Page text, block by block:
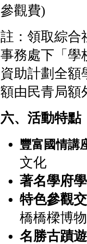
參觀費)
註：領取綜合
事務處下「學
資助計劃全額
額由民青局
六、活動特點
豐富國情講
文化
著名學府
特色參觀
橋橋樑博
名勝古蹟